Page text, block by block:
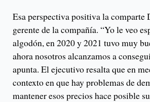
Esa perspectiva positiva la comparte
gerente de la compañía. “Yo le veo
algodón, en 2020 y 2021 tuvo muy
ahora nosotros alcanzamos a
apunta. El ejecutivo resalta que en
contexto en que hay problemas de
mantener esos precios hace posible